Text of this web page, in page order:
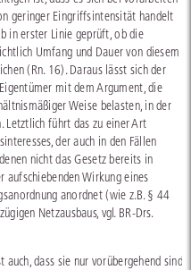
geringer Eingriffsintensität handelt
in erster Linie geprüft, ob die
Umfang und Dauer von diesem
(Rn. 16). Daraus lässt sich der
mit dem Argument, die
Weise belasten, in der
Letztlich führt das zu einer Art
der auch in den Fällen
nicht das Gesetz bereits in
Wirkung eines
anordnet (wie z.B. § 44
Netzausbaus, vgl. BR-Drs.
dass sie nur vorübergehend sind.